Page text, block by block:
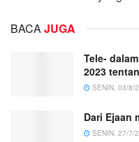
BACAJUGA
Tele-
2023
SENIN, 03/8/
Dari Ejaan
SENIN, 27/7/